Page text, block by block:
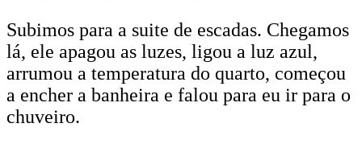
Subimos para a suite de escadas. Chegamos
lá, ele apagou as luzes, ligou a luz azul,
arrumou a temperatura do quarto, começou
a encher a banheira e falou para eu ir para o
chuveiro.